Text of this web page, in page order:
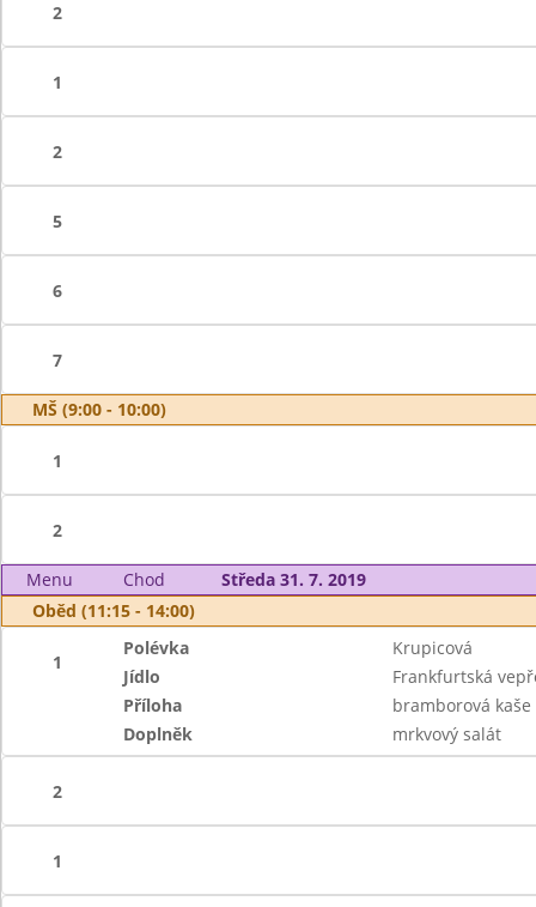
2
1
2
5
6
7
MŠ (9:00 - 10:00)
1
2
Menu Chod
Středa 31. 7. 2019
Oběd (11:15 - 14:00)
1
Polévka
Krupicová
Jídlo
Frankfurtská
Příloha
bramborová kaše
Doplněk
mrkvový salát
2
1